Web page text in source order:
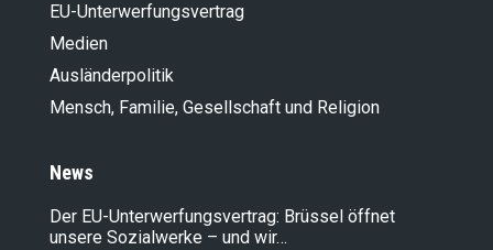
EU-Unterwerfungsvertrag
Medien
Ausländer­politik
Mensch, Familie, Gesellschaft und Religion
News
Der EU-Unterwerfungsvertrag: Brüssel öffnet
unsere Sozialwerke – und wir…